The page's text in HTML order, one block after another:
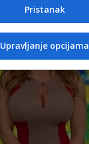
Pristanak
Upravljanje opcijama